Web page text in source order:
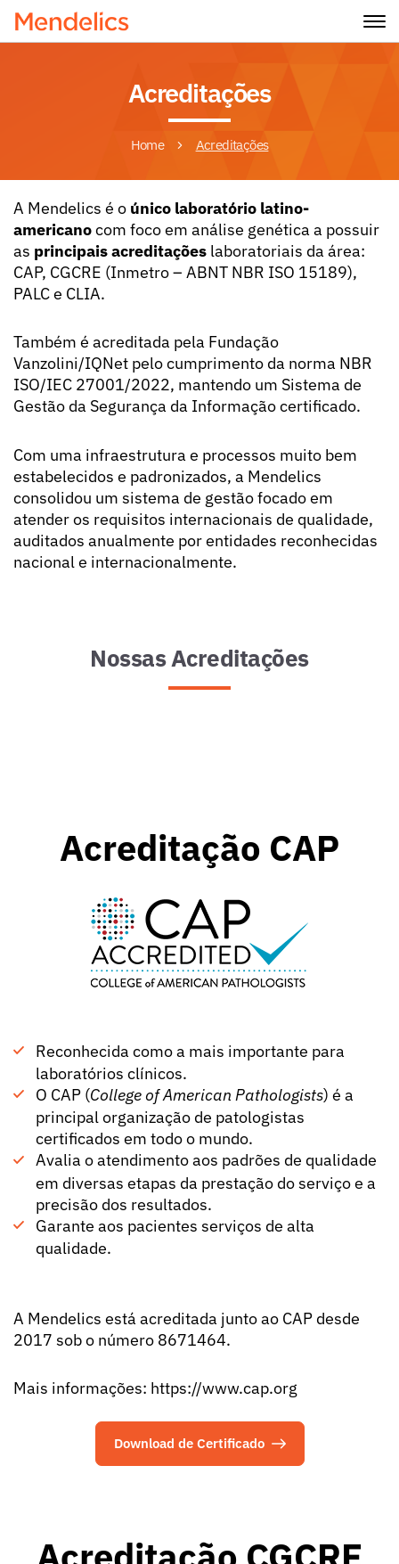
Acreditações
Home Acreditações
A Mendelics é o único laboratório latino-
americanocom foco em análise genética a possuir
as principais acreditações laboratoriais da área:
CAP, CGCRE (Inmetro – ABNT NBR ISO 15189),
PALC e CLIA.
Também é acreditada pela Fundação
Vanzolini/IQNet pelo cumprimento da norma NBR
ISO/IEC 27001/2022, mantendo um Sistema de
Gestão da Segurança da Informação certificado.
Com uma infraestrutura e processos muito bem
estabelecidos e padronizados, a Mendelics
consolidou um sistema de gestão focado em
atender os requisitos internacionais de qualidade,
auditados anualmente por entidades reconhecidas
nacional e internacionalmente.
Nossas Acreditações
Acreditação CAP
Reconhecida como a mais importante para
laboratórios clínicos.
O CAP (College of American Pathologists) é a
principal organização de patologistas
certificados em todo o mundo.
Avalia o atendimento aos padrões de qualidade
em diversas etapas da prestação do serviço e a
precisão dos resultados.
Garante aos pacientes serviços de alta
qualidade.
A Mendelics está acreditada junto ao CAP desde
2017 sob o número 8671464.
Mais informações: https://www.cap.org
Download de Certificado